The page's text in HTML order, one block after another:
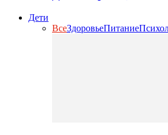
Дети
ВсеЗдоровьеПитание